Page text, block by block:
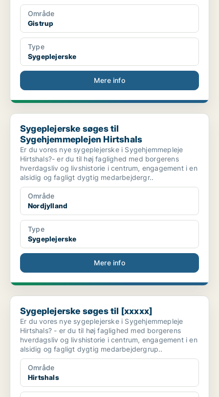
Område
Gistrup
Type
Sygeplejerske
Mere info
Sygeplejerske søges til Sygehjemmeplejen Hirtshals
Sygeplejerske søges til
Sygehjemmeplejen Hirtshals
Er du vores nye sygeplejerske i Sygehjemmepleje
Hirtshals?- er du til høj faglighed med borgerens
hverdagsliv og livshistorie i centrum, engagement i en
alsidig og fagligt dygtig medarbejdergr..
Område
Nordjylland
Type
Sygeplejerske
Mere info
Sygeplejerske søges til [xxxxx]
Sygeplejerske søges til [xxxxx]
Er du vores nye sygeplejerske i Sygehjemmepleje
Hirtshals? - er du til høj faglighed med borgerens
hverdagsliv og livshistorie i centrum, engagement i en
alsidig og fagligt dygtig medarbejdergrup..
Område
Hirtshals